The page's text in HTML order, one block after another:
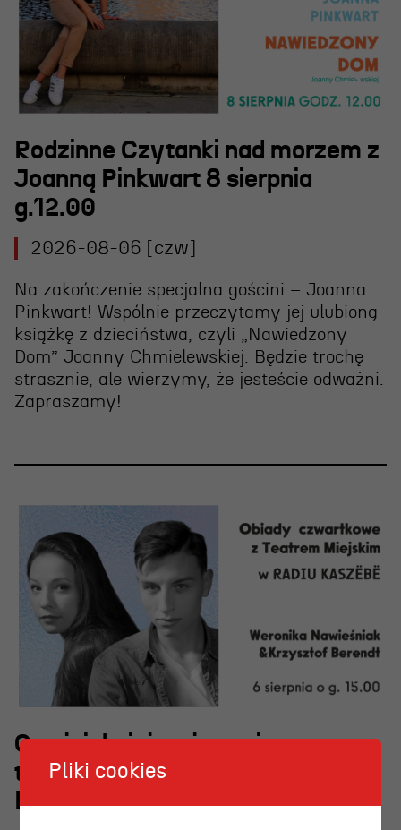
Spektakle wyjazdowe
Sponsorzy
Kontakt & Zespół
Edukacja
Wydarzenia
Oferta edukacyjna
Polecamy
OSIECKA. ARCHIPELAGI
reż. Jacek Bała
Rodzinne Czytanki nad morzem z
Joanną Pinkwart 8 sierpnia
g.12.00
2026-08-06 [czw]
Na zakończenie specjalna gościni – Joanna
Pinkwart! Wspólnie przeczytamy jej ulubioną
książkę z dzieciństwa, czyli „Nawiedzony
Dom” Joanny Chmielewskiej. Będzie trochę
strasznie, ale wierzymy, że jesteście odważni.
Zapraszamy!
O najpiękniejszej scenie
teatralnej w Polsce w RADIU
KASZËBË
Pliki cookies